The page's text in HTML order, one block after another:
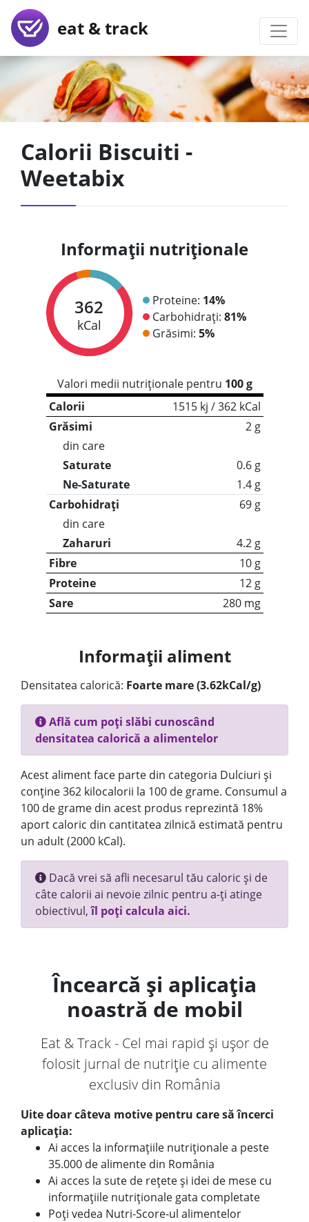
eat & track
Calorii Biscuiti -
Weetabix
Informații nutriționale
362
kCal
Proteine: 14%
Carbohidrați: 81%
Grăsimi: 5%
Valori medii nutriționale pentru 100 g
Calorii
1515 kj / 362 kCal
Grăsimi
2 g
din care
Saturate
0.6 g
Ne-Saturate
1.4 g
Carbohidrați
69 g
din care
Zaharuri
4.2 g
Fibre
10 g
Proteine
12 g
Sare
280 mg
Informații aliment
Densitatea calorică: Foarte mare (3.62kCal/g)
Află cum poți slăbi cunoscând
densitatea calorică a alimentelor
Acest aliment face parte din categoria Dulciuri și
conține 362 kilocalorii la 100 de grame. Consumul a
100 de grame din acest produs reprezintă 18%
aport caloric din cantitatea zilnică estimată pentru
un adult (2000 kCal).
Dacă vrei să afli necesarul tău caloric și de
câte calorii ai nevoie zilnic pentru a-ți atinge
obiectivul,îl poți calcula aici.
Încearcă și aplicația
noastră de mobil
Eat & Track - Cel mai rapid și ușor de
folosit jurnal de nutriție cu alimente
exclusiv din România
Uite doar câteva motive pentru care să încerci
aplicația:
Ai acces la informațiile nutriționale a peste
35.000 de alimente din România
Ai acces la sute de rețete și idei de mese cu
informațiile nutriționale gata completate
Poți vedea Nutri-Score-ul alimentelor